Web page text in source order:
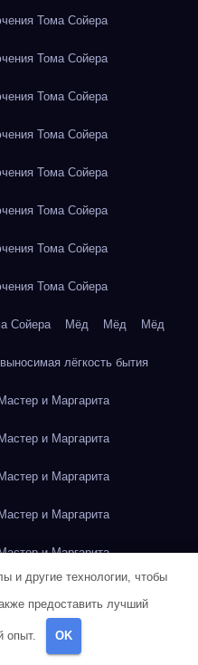
Тома Сойера
Тома Сойера
Тома Сойера
Тома Сойера
Тома Сойера
Тома Сойера
Тома Сойера
Тома Сойера
Сойера Мёд Мёд Мёд
лёгкость бытия
и Маргарита
и Маргарита
и Маргарита
и Маргарита
и Маргарита
и Маргарита
и другие технологии, чтобы
предоставить лучший
опыт. OK